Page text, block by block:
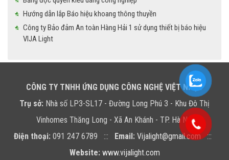
Hướng dẫn lắp Báo hiệu khoang thông thuyền
Công ty Bảo đảm An toàn Hàng Hải 1 sử dụng thiết bị báo hiệu
VIJA Light
CÔNG TY TNHH ỨNG DỤNG CÔNG NGHỆ VIỆT NHẬT
Trụ sở: Nhà số LP3-SL17 - Đường Long Phú 3 - Khu Đô Thị
Vinhomes Thăng Long - Xã An Khánh - TP. Hà Nội
Điện thoại: 091 247 6789 ::: Email: Vijalight@gmail.com:::
Website: www.vijalight.com